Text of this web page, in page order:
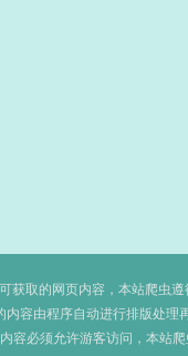
获取的网页内容，本站爬虫
容由程序自动进行排版处理
容必须允许游客访问，本站